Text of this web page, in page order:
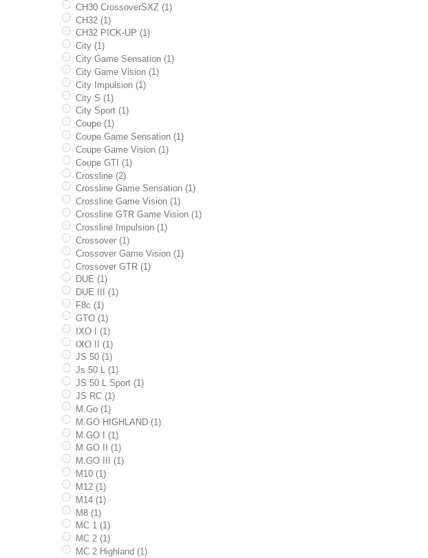
CH30 CrossoverSXZ (1)
CH32 (1)
CH32 PICK-UP (1)
City (1)
City Game Sensation (1)
City Game Vision (1)
City Impulsion (1)
City S (1)
City Sport (1)
Coupe (1)
Coupe Game Sensation (1)
Coupe Game Vision (1)
Coupe GTI (1)
Crossline (2)
Crossline Game Sensation (1)
Crossline Game Vision (1)
Crossline GTR Game Vision (1)
Crossline Impulsion (1)
Crossover (1)
Crossover Game Vision (1)
Crossover GTR (1)
DUE (1)
DUE III (1)
F8c (1)
GTO (1)
IXO I (1)
IXO II (1)
JS 50 (1)
Js 50 L (1)
JS 50 L Sport (1)
JS RC (1)
M.go (1)
M.GO HIGHLAND (1)
M.GO I (1)
M.GO II (1)
M.GO III (1)
M10 (1)
M12 (1)
M14 (1)
M8 (1)
MC 1 (1)
MC 2 (1)
MC 2 Highland (1)